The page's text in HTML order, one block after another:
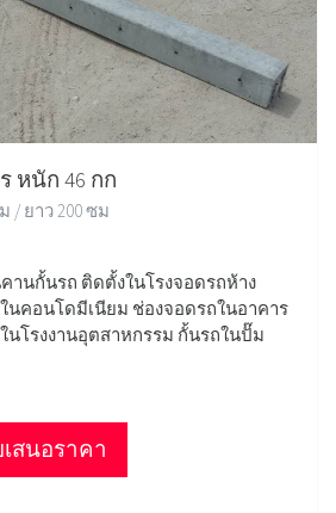
หนัก 46 กก
/ ยาว 200 ซม
านกั้นรถ ติดตั้งในโรงจอดรถห้าง
นคอนโดมีเนียม ช่องจอดรถในอาคาร
โรงงานอุตสาหกรรม กั้นรถในปั๊ม
สนอราคา